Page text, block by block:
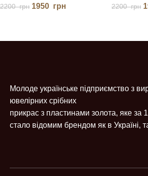
2200грн 1950 грн 2200грн
Молоде українське підприємство з
ювелірних срібних
прикрас з пластинами золота, яке за
стало відомим брендом як в Україні,